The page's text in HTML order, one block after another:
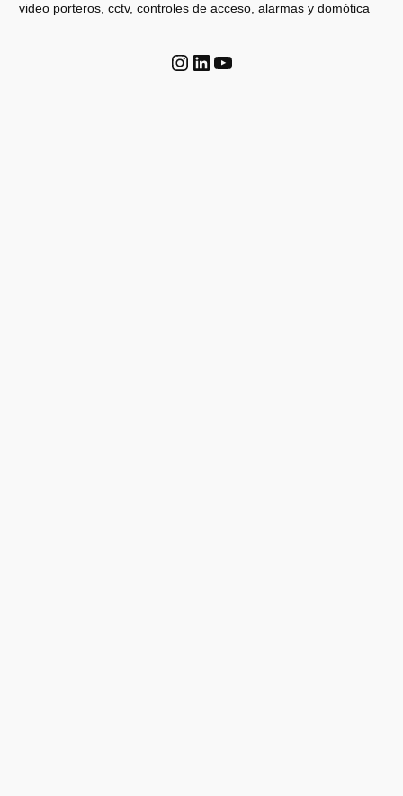
video porteros, cctv, controles de acceso, alarmas y domótica
Instagram
LinkedIn
YouTube